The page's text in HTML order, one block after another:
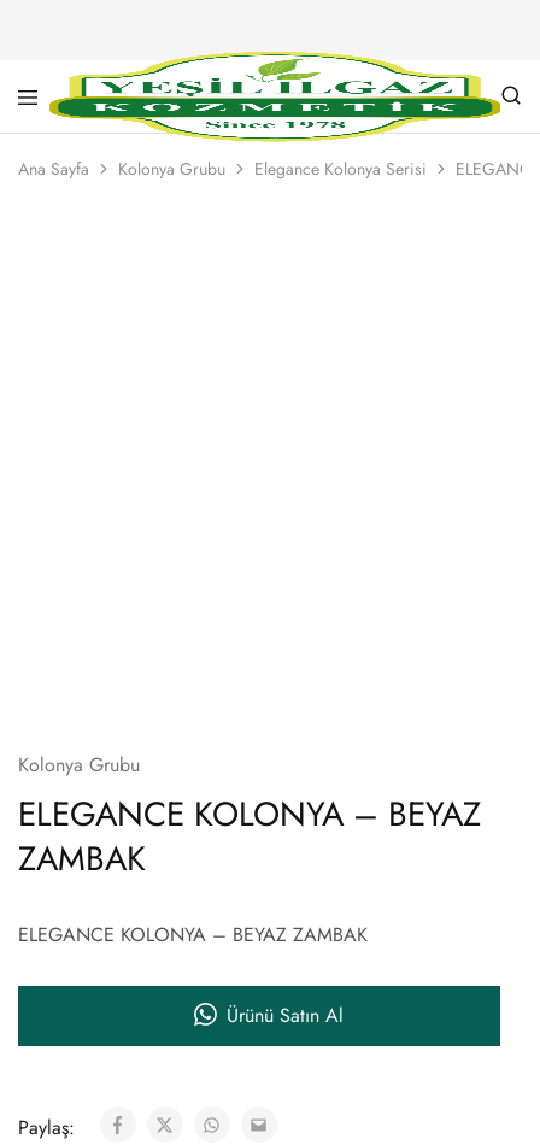
Ilgaz
Kozmetik
Asırlık
Kalite
Ana Sayfa Kolonya Grubu Elegance Kolonya Serisi
Kolonya Grubu
ELEGANCE KOLONYA – BEYAZ
ZAMBAK
ELEGANCE KOLONYA – BEYAZ ZAMBAK
Ürünü Satın Al
Paylaş: